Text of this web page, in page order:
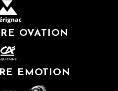
OVATION
EMOTION